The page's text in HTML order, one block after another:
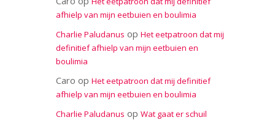
afhielp van mijn eetbuien en boulimia
Charlie Paludanus op Het eetpatroon dat mij
definitief afhielp van mijn eetbuien en
boulimia
Caro op Het eetpatroon dat mij definitief
afhielp van mijn eetbuien en boulimia
Charlie Paludanus op Wat gaat er schuil